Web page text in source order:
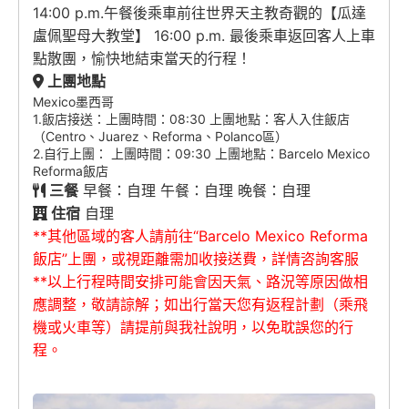
14:00 p.m.午餐後乘車前往世界天主教奇觀的【瓜達
盧佩聖母大教堂】 16:00 p.m. 最後乘車返回客人上車
點散團，愉快地結束當天的行程！
上團地點
Mexico墨西哥
1.飯店接送：上團時間：08:30 上團地點：客人入住飯店
（Centro、Juarez、Reforma、Polanco區）
2.自行上團： 上團時間：09:30 上團地點：Barcelo Mexico
Reforma飯店
三餐早餐：自理 午餐：自理 晚餐：自理
住宿 自理
**其他區域的客人請前往“Barcelo Mexico Reforma
飯店”上團，或視距離需加收接送費，詳情咨詢客服
**以上行程時間安排可能會因天氣、路況等原因做相
應調整，敬請諒解；如出行當天您有返程計劃（乘飛
機或火車等）請提前與我社說明，以免耽誤您的行
程。